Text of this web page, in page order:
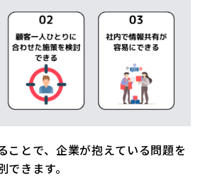
ことで、企業が抱えている問題を
きます。